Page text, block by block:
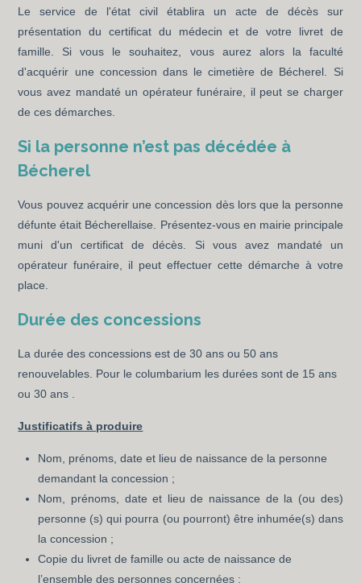
Le service de l'état civil établira un acte de décès sur
présentation du certificat du médecin et de votre livret de
famille. Si vous le souhaitez, vous aurez alors la faculté
d'acquérir une concession dans le cimetière de Bécherel. Si
vous avez mandaté un opérateur funéraire, il peut se charger
de ces démarches.
Si la personne n’est pas décédée à
Bécherel
Vous pouvez acquérir une concession dès lors que la personne
défunte était Bécherellaise. Présentez-vous en mairie principale
muni d'un certificat de décès. Si vous avez mandaté un
opérateur funéraire, il peut effectuer cette démarche à votre
place.
Durée des concessions
La durée des concessions est de 30 ans ou 50 ans
renouvelables. Pour le columbarium les durées sont de 15 ans
ou 30 ans .
Justificatifs à produire
Nom, prénoms, date et lieu de naissance de la personne
demandant la concession ;
Nom, prénoms, date et lieu de naissance de la (ou des)
personne (s) qui pourra (ou pourront) être inhumée(s) dans
la concession ;
Copie du livret de famille ou acte de naissance de
l’ensemble des personnes concernées ;